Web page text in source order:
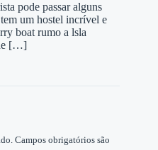
pode passar alguns
um hostel incrível e
boat rumo a lsla
[…]
Campos obrigatórios são